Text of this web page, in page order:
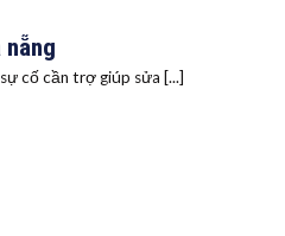
cố cần trợ giúp sửa [...]